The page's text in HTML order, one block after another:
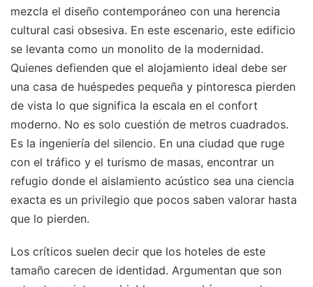
mezcla el diseño contemporáneo con una herencia
cultural casi obsesiva. En este escenario, este edificio
se levanta como un monolito de la modernidad.
Quienes defienden que el alojamiento ideal debe ser
una casa de huéspedes pequeña y pintoresca pierden
de vista lo que significa la escala en el confort
moderno. No es solo cuestión de metros cuadrados.
Es la ingeniería del silencio. En una ciudad que ruge
con el tráfico y el turismo de masas, encontrar un
refugio donde el aislamiento acústico sea una ciencia
exacta es un privilegio que pocos saben valorar hasta
que lo pierden.
Los críticos suelen decir que los hoteles de este
tamaño carecen de identidad. Argumentan que son